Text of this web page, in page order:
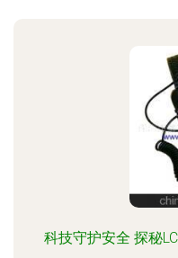
科技守护安全 探秘